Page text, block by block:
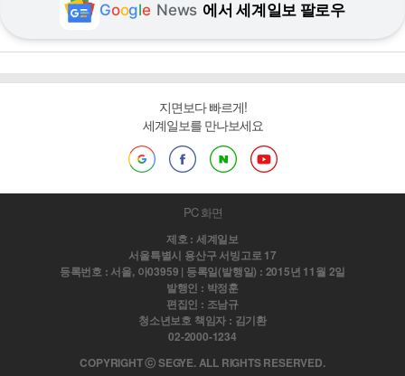
Google News 에서 세계일보 팔로우
지면보다 빠르게!
세계일보를 만나보세요
PC 화면
제호 : 세계일보
서울특별시 용산구 서빙고로 17
등록번호 : 서울, 아03959 | 등록일(발행일) : 2015년 11월 2일
발행인 : 박정훈
편집인 : 조남규
청소년보호 책임자 : 김기환
02-2000-1234
COPYRIGHT ⓒ SEGYE. ALL RIGHTS RESERVED.